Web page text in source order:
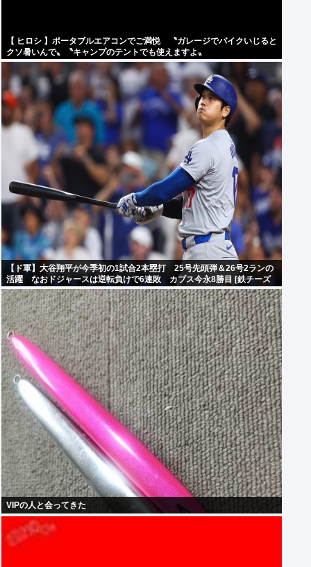
【 ヒロシ 】ポータブルエアコンでご満悦 〝ガレージでバイクいじると
クソ暑いんで〟〝キャンプのテントでも使えますよ〟
【ド軍】大谷翔平が今季初の1試合2本塁打 25号先頭弾＆26号2ランの
活躍 なおドジャースは逆転負けで6連敗 カブス今永8勝目 [鉄チーズ
烏★]
VIPの人と会ってきた